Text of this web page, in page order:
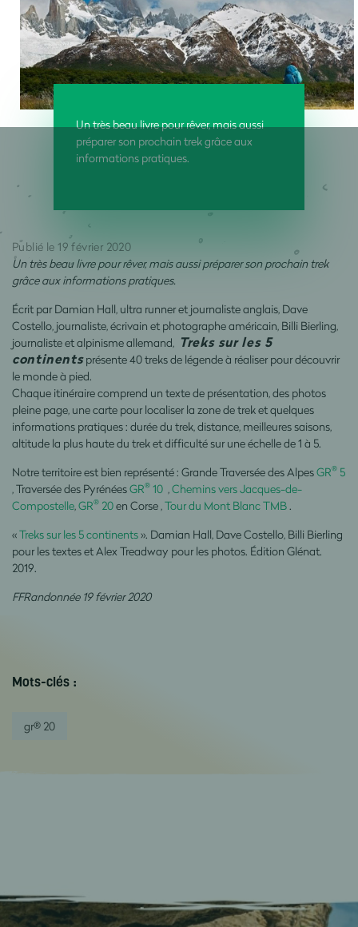
Un très beau livre pour rêver, mais aussi
préparer son prochain trek grâce aux
informations pratiques.
Publié le 19 février 2020
Un très beau livre pour rêver, mais aussi préparer son prochain trek
grâce aux informations pratiques.
Écrit par Damian Hall, ultra runner et journaliste anglais, Dave
Costello, journaliste, écrivain et photographe américain, Billi Bierling,
journaliste et alpinisme allemand, Treks sur les 5
continentsprésente 40 treks de légende à réaliser pour découvrir
le monde à pied.
Chaque itinéraire comprend un texte de présentation, des photos
pleine page, une carte pour localiser la zone de trek et quelques
informations pratiques : durée du trek, distance, meilleures saisons,
altitude la plus haute du trek et difficulté sur une échelle de 1 à 5.
Notre territoire est bien représenté : Grande Traversée des AlpesGR® 5
, Traversée des PyrénéesGR® 10 ,Chemins vers Jacques-de-
Compostelle,GR® 20en Corse ,Tour du Mont Blanc TMB.
«Treks sur les 5 continents». Damian Hall, Dave Costello, Billi Bierling
pour les textes et Alex Treadway pour les photos. Édition Glénat.
2019.
FFRandonnée 19 février 2020
Mots-clés :
gr® 20